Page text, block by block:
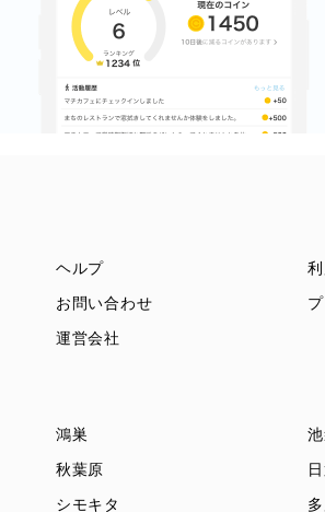
ヘルプ
お問い合わせ
運営会社
鴻巣
秋葉原
シモキタ